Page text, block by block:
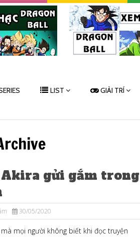
LIST GIẢI TRÍ
Akira gửi gắm trong
30/05/2020
mọi người không biết khi đọc truyện